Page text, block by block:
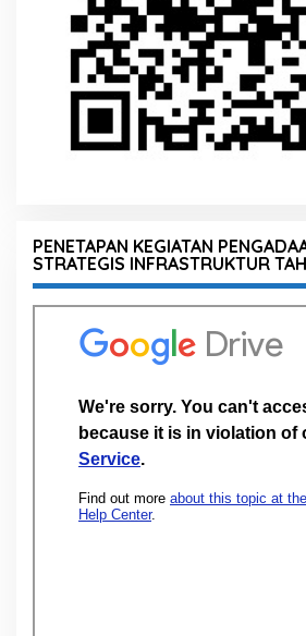
PENETAPAN KEGIATAN
STRATEGIS INFRASTRUKTUR